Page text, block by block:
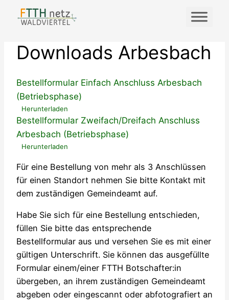
Inhalt
Downloads Arbesbach
Bestellformular Einfach Anschluss Arbesbach
(Betriebsphase)
Herunterladen
Bestellformular Zweifach/Dreifach Anschluss
Arbesbach (Betriebsphase)
Herunterladen
Für eine Bestellung von mehr als 3 Anschlüssen
für einen Standort nehmen Sie bitte Kontakt mit
dem zuständigen Gemeindeamt auf.
Habe Sie sich für eine Bestellung entschieden,
füllen Sie bitte das entsprechende
Bestellformular aus und versehen Sie es mit einer
gültigen Unterschrift. Sie können das ausgefüllte
Formular einem/einer FTTH Botschafter:in
übergeben, an ihrem zuständigen Gemeindeamt
abgeben oder eingescannt oder abfotografiert an